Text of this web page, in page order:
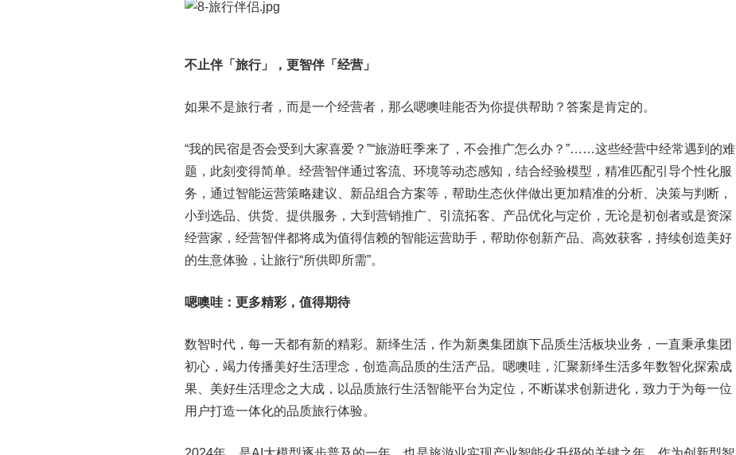
不止伴「旅行」，更智伴「经营」
如果不是旅行者，而是一个经营者，那么嗯噢哇能否为你提供帮助？答案是肯定的。
“我的民宿是否会受到大家喜爱？”“旅游旺季来了，不会推广怎么办？”……这些经营中经常遇到的难
题，此刻变得简单。经营智伴通过客流、环境等动态感知，结合经验模型，精准匹配引导个性化服
务，通过智能运营策略建议、新品组合方案等，帮助生态伙伴做出更加精准的分析、决策与判断，
小到选品、供货、提供服务，大到营销推广、引流拓客、产品优化与定价，无论是初创者或是资深
经营家，经营智伴都将成为值得信赖的智能运营助手，帮助你创新产品、高效获客，持续创造美好
的生意体验，让旅行“所供即所需”。
嗯噢哇：更多精彩，值得期待
数智时代，每一天都有新的精彩。新绎生活，作为新奥集团旗下品质生活板块业务，一直秉承集团
初心，竭力传播美好生活理念，创造高品质的生活产品。嗯噢哇，汇聚新绎生活多年数智化探索成
果、美好生活理念之大成，以品质旅行生活智能平台为定位，不断谋求创新进化，致力于为每一位
用户打造一体化的品质旅行体验。